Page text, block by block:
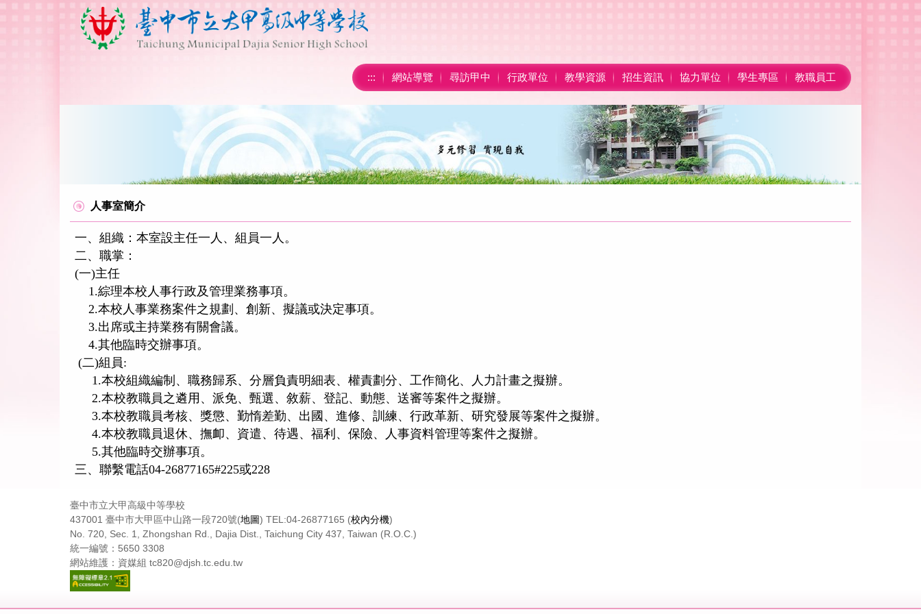
::: 網站導覽 尋訪甲中 行政單位 教學資源 招生資訊 協力單位 學生專區 教職員工
人事室簡介
一、組織：本室設主任一人、組員一人。
二、職掌：
(一)主任
1.綜理本校人事行政及管理業務事項。
2.本校人事業務案件之規劃、創新、擬議或決定事項。
3.出席或主持業務有關會議。
4.其他臨時交辦事項。
(二)組員:
1.本校組織編制、職務歸系、分層負責明細表、權責劃分、工作簡化、人力計畫之擬辦。
2.本校教職員之遴用、派免、甄選、敘薪、登記、動態、送審等案件之擬辦。
3.本校教職員考核、獎懲、勤惰差勤、出國、進修、訓練、行政革新、研究發展等案件之擬辦。
4.本校教職員退休、撫卹、資遣、待遇、福利、保險、人事資料管理等案件之擬辦。
5.其他臨時交辦事項。
三、聯繫電話04-26877165#225或228
臺中市立大甲高級中等學校
437001 臺中市大甲區中山路一段720號(地圖) TEL:04-26877165 (校內分機)
No. 720, Sec. 1, Zhongshan Rd., Dajia Dist., Taichung City 437, Taiwan (R.O.C.)
統一編號：5650 3308
網站維護：資媒組 tc820@djsh.tc.edu.tw